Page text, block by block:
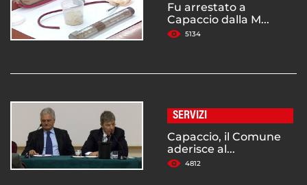
Fu arrestato a
Capaccio dalla M...
5134
SERVIZI
Capaccio, il Comune
aderisce al...
4812